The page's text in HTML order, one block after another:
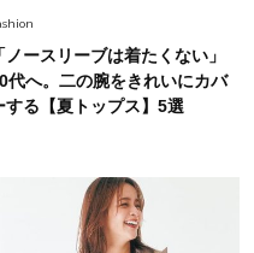
「ノースリーブは着たくない」
代へ。二の腕をきれいにカバ
する【夏トップス】5選